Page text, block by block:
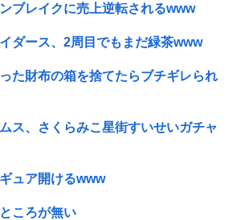
ブレイクに売上逆転されるwww
ダース、2周目でもまだ緑茶www
た財布の箱を捨てたらブチギレられ
ス、さくらみこ星街すいせいガチャ
ュア開けるwww
ころが無い